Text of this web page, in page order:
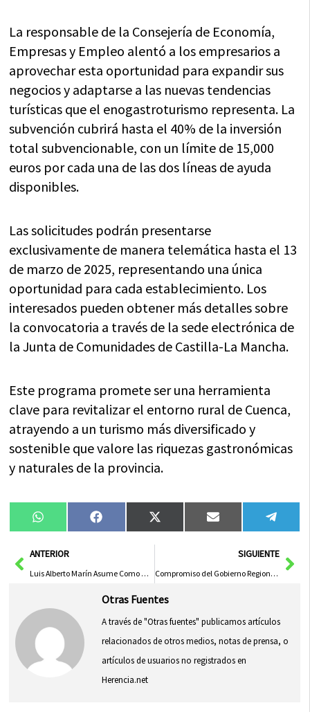
La responsable de la Consejería de Economía,
Empresas y Empleo alentó a los empresarios a
aprovechar esta oportunidad para expandir sus
negocios y adaptarse a las nuevas tendencias
turísticas que el enogastroturismo representa. La
subvención cubrirá hasta el 40% de la inversión
total subvencionable, con un límite de 15,000
euros por cada una de las dos líneas de ayuda
disponibles.
Las solicitudes podrán presentarse
exclusivamente de manera telemática hasta el 13
de marzo de 2025, representando una única
oportunidad para cada establecimiento. Los
interesados pueden obtener más detalles sobre
la convocatoria a través de la sede electrónica de
la Junta de Comunidades de Castilla-La Mancha.
Este programa promete ser una herramienta
clave para revitalizar el entorno rural de Cuenca,
atrayendo a un turismo más diversificado y
sostenible que valore las riquezas gastronómicas
y naturales de la provincia.
Compartir
en
WhatsAppCompartir
en
FacebookCompartir
en
X
(Twitter)
Compartir
en
Email
en
AntANTERIOR
Luis Alberto Marín Asume Como Diputado De Vox y Ocupará Una Vicepresidencia en la Diputación de Ciudad Real
SIGUIENTE
Compromiso del Gobierno Regional con la Sierra Norte: Reunión con Representantes Municipales
Otras Fuentes
A través de "Otras fuentes" publicamos artículos
relacionados de otros medios, notas de prensa, o
artículos de usuarios no registrados en
Herencia.net